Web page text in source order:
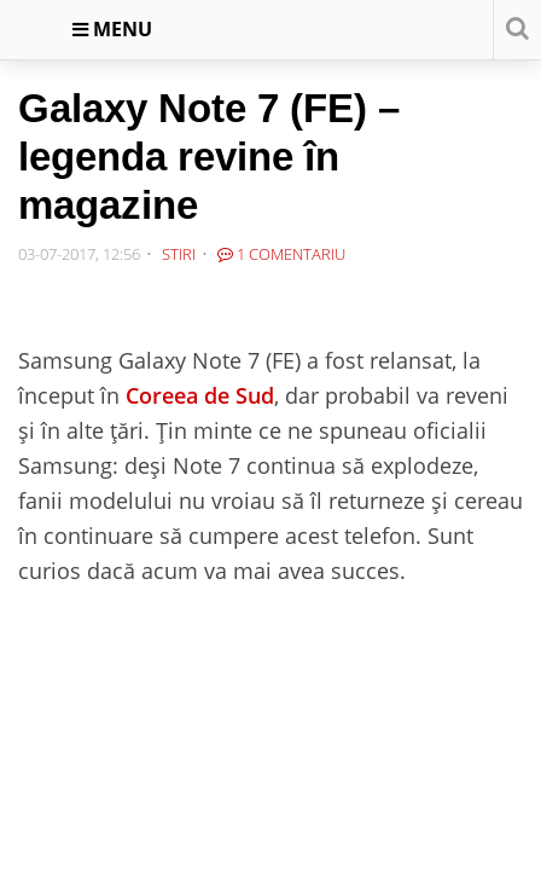
MENU
Galaxy Note 7 (FE) –
legenda revine în
magazine
03-07-2017, 12:56 STIRI 1 COMENTARIU
Samsung Galaxy Note 7 (FE) a fost relansat, la
început în Coreea de Sud, dar probabil va reveni
și în alte țări. Țin minte ce ne spuneau oficialii
Samsung: deși Note 7 continua să explodeze,
fanii modelului nu vroiau să îl returneze și cereau
în continuare să cumpere acest telefon. Sunt
curios dacă acum va mai avea succes.